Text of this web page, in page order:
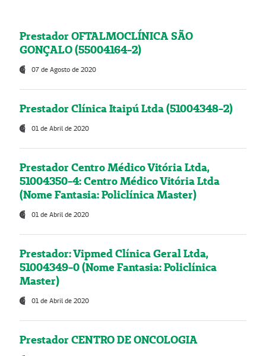
Prestador OFTALMOCLÍNICA SÃO
GONÇALO (55004164-2)
07 de Agosto de 2020
Prestador Clínica Itaipú Ltda (51004348-2)
01 de Abril de 2020
Prestador Centro Médico Vitória Ltda,
51004350-4: Centro Médico Vitória Ltda
(Nome Fantasia: Policlínica Master)
01 de Abril de 2020
Prestador: Vipmed Clínica Geral Ltda,
51004349-0 (Nome Fantasia: Policlínica
Master)
01 de Abril de 2020
Prestador CENTRO DE ONCOLOGIA